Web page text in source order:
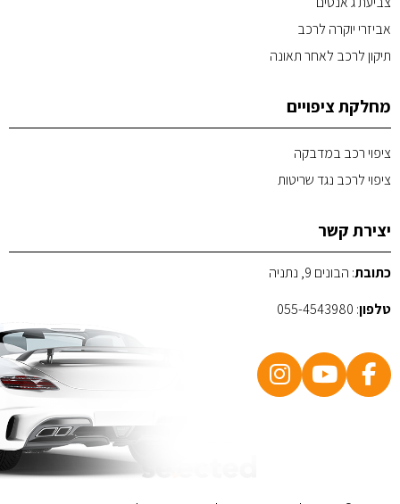
אביזרי יוקרה לרכב
תיקון לרכב לאחר תאונה
מחלקת ציפויים
ציפוי רכב במדבקה
ציפוי לרכב נגד שריטות
יצירת קשר
כתובת: הבונים 9, נתניה
טלפון:
055-4543980